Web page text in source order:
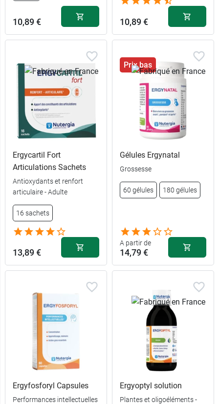
10,89 € 10,89 €
Ergycartil Fort
Articulations Sachets
Antioxydants et renfort
articulaire - Adulte
16 sachets
13,89 €
Prix bas
Gélules Ergynatal
Grossesse
60 gélules 180 gélules
A partir de
14,79 €
Ergyfosforyl Capsules
Performances intellectuelles
Ergyoptyl solution
Plantes et oligoéléments -